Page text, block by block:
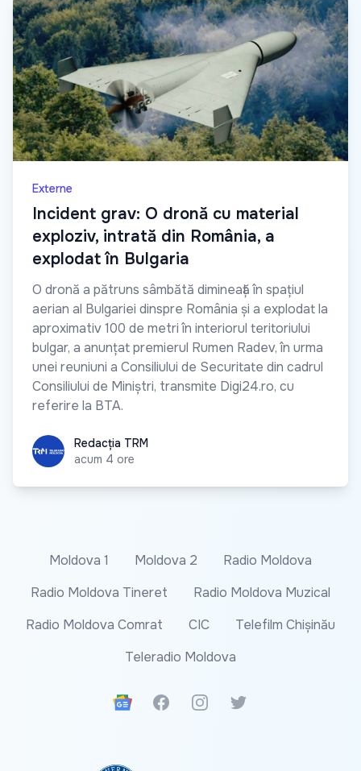
Externe
Incident grav: O dronă cu material
exploziv, intrată din România, a
explodat în Bulgaria
O dronă a pătruns sâmbătă dimineață în spațiul
aerian al Bulgariei dinspre România și a explodat la
aproximativ 100 de metri în interiorul teritoriului
bulgar, a anunțat premierul Rumen Radev, în urma
unei reuniuni a Consiliului de Securitate din cadrul
Consiliului de Miniștri, transmite Digi24.ro, cu
referire la BTA.
Redacția TRM
Redacția TRM
acum 4 ore
Moldova 1 Moldova 2
Radio Moldova
Radio Moldova Tineret
Radio Moldova Muzical
Radio Moldova Comrat
CIC
Telefilm Chișinău
Teleradio Moldova
Google News
FacebookInstagramTwitter